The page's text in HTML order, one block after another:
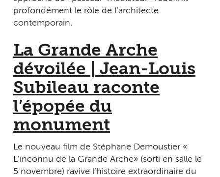
profondément le rôle de l’architecte
contemporain.
La Grande Arche
dévoilée | Jean-Louis
Subileau raconte
l’épopée du
monument
Le nouveau film de Stéphane Demoustier «
L’inconnu de la Grande Arche » (sorti en salle le
5 novembre) ravive l’histoire extraordinaire du